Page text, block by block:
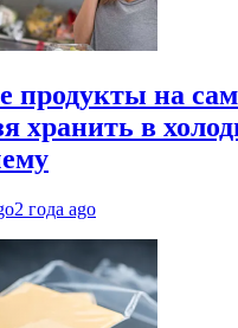
продукты на
хранить в
2 года ago